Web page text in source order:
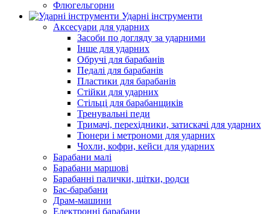
Флюгельгорни
Ударні інструменти
Аксесуари для ударних
Засоби по догляду за ударними
Інше для ударних
Обручі для барабанів
Педалі для барабанів
Пластики для барабанів
Стійки для ударних
Стільці для барабанщиків
Тренувальні педи
Тримачі, перехідники, затискачі для ударних
Тюнери і метрономи для ударних
Чохли, кофри, кейси для ударних
Барабани малі
Барабани маршові
Барабанні палички, щітки, родси
Бас-барабани
Драм-машини
Електронні барабани